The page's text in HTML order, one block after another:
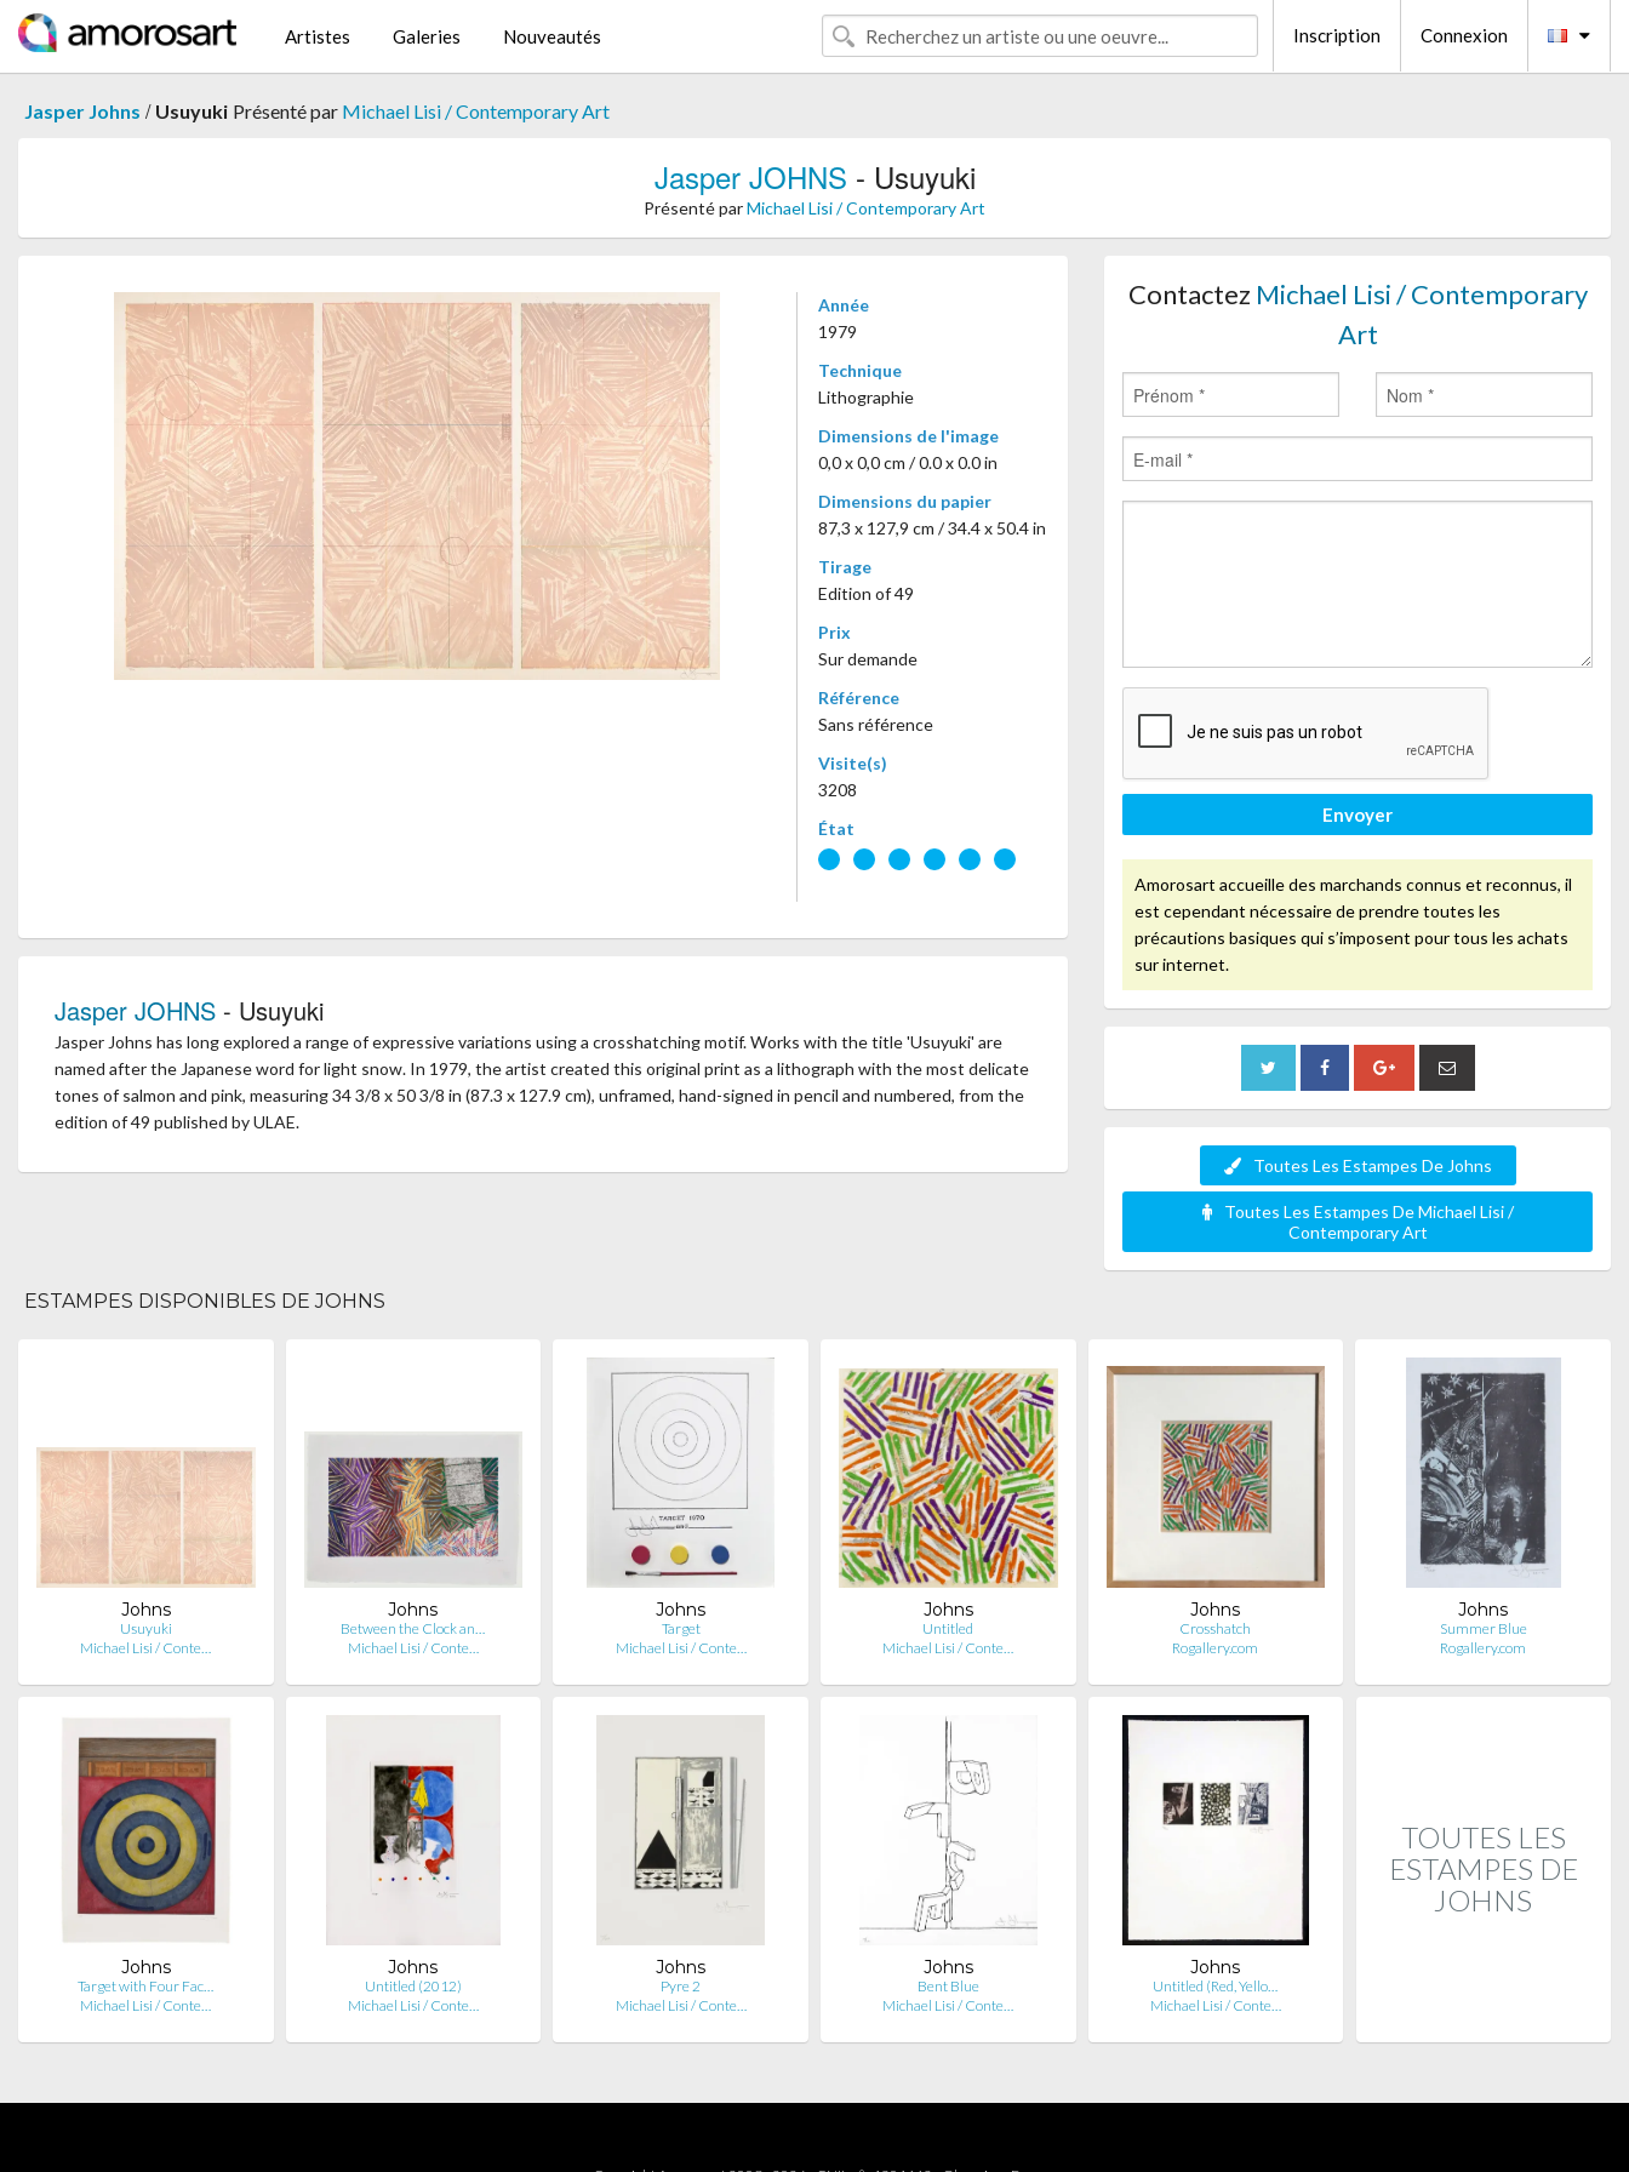
Artistes Galeries Nouveautés Inscription Connexion
Jasper Johns / Usuyuki Présenté par Michael Lisi / Contemporary Art
Jasper JOHNS - Usuyuki
Présenté parMichael Lisi / Contemporary Art
Année
1979
Technique
Lithographie
Dimensions de l'image
0,0 x 0,0 cm / 0.0 x 0.0 in
Dimensions du papier
87,3 x 127,9 cm / 34.4 x 50.4 in
Tirage
Edition of 49
Prix
Sur demande
Référence
Sans référence
Visite(s)
3208
État
Jasper JOHNS - Usuyuki
Jasper Johns has long explored a range of expressive variations using a crosshatching motif. Works with the title 'Usuyuki' are
named after the Japanese word for light snow. In 1979, the artist created this original print as a lithograph with the most delicate
tones of salmon and pink, measuring 34 3/8 x 50 3/8 in (87.3 x 127.9 cm), unframed, hand-signed in pencil and numbered, from the
edition of 49 published by ULAE.
Contactez Michael Lisi / Contemporary
Art
Envoyer
Amorosart accueille des marchands connus et reconnus, il
est cependant nécessaire de prendre toutes les
précautions basiques qui s’imposent pour tous les achats
sur internet.
Toutes Les Estampes De Johns
Toutes Les Estampes De Michael Lisi /
Contemporary Art
ESTAMPES DISPONIBLES DE JOHNS
Johns
Usuyuki
Michael Lisi / Conte…
Johns
Between the Clock an…
Michael Lisi / Conte…
Johns
Target
Michael Lisi / Conte…
Johns
Untitled
Michael Lisi / Conte…
Johns
Crosshatch
Rogallery.com
Johns
Summer Blue
Rogallery.com
Johns
Target with Four Fac…
Michael Lisi / Conte…
Johns
Untitled (2012)
Michael Lisi / Conte…
Johns
Pyre 2
Michael Lisi / Conte…
Johns
Bent Blue
Michael Lisi / Conte…
Johns
Untitled (Red, Yello…
Michael Lisi / Conte…
TOUTES LES
ESTAMPES DE
JOHNS